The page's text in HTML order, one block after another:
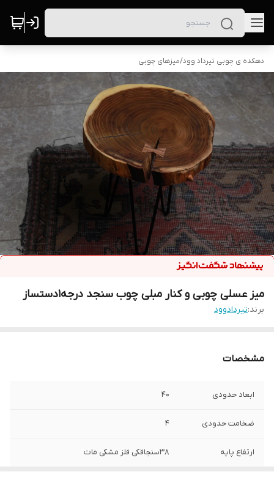
دهکده ی چوبی تیرداد وود/میزهای چوبی
میز عسلی چوبی و کنار مبلی چوب سنجد درجه1دستساز
برند:تیردادوود
مشخصات
ابعاد حدودی 40
ضخامت حدودی 4
ارتفاع پایه 38سنجاقکی فلز مشکی مات